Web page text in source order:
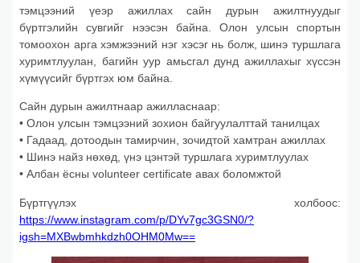
тэмцээний үеэр ажиллах сайн дурын ажилтнуудыг
бүртгэлийн сувгийг нээсэн байна. Олон улсын спортын
томоохон арга хэмжээний нэг хэсэг нь болж, шинэ туршлага
хуримтлуулан, багийн уур амьсгал дунд ажиллахыг хүссэн
хүмүүсийг бүртгэх юм байна.
Сайн дурын ажилтнаар ажилласнаар:
• Олон улсын тэмцээний зохион байгуулалттай танилцах
• Гадаад, дотоодын тамирчин, зочидтой хамтран ажиллах
• Шинэ найз нөхөд, үнэ цэнтэй туршлага хуримтлуулах
• Албан ёсны volunteer certificate авах боломжтой
Бүртгүүлэх холбоос:
https://www.instagram.com/p/DYv7gc3GSN0/?
igsh=MXBwbmhkdzh0OHM0Mw==